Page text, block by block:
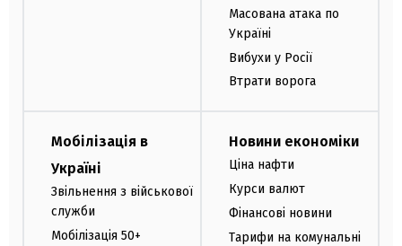
Масована атака по
Україні
Вибухи у Росії
Втрати ворога
Мобілізація в
Україні
Звільнення з військової
служби
Мобілізація 50+
Новини економіки
Ціна нафти
Курси валют
Фінансові новини
Тарифи на комунальні